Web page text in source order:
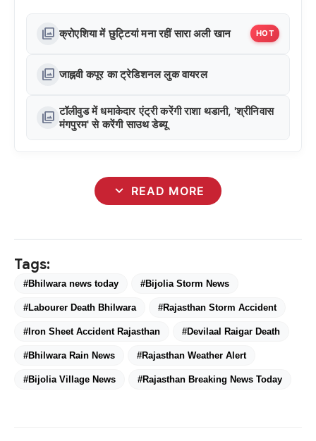
photo_library क्रोएशिया में छुट्टियां मना रहीं सारा अली खान HOT
photo_library जाह्नवी कपूर का ट्रेडिशनल लुक वायरल
photo_library टॉलीवुड में धमाकेदार एंट्री करेंगी राशा थडानी, 'श्रीनिवास
मंगपुरम' से करेंगी साउथ डेब्यू
expand_more READ MORE
Tags:
#Bhilwara news today #Bijolia Storm News
#Labourer Death Bhilwara #Rajasthan Storm Accident
#Iron Sheet Accident Rajasthan #Devilaal Raigar Death
#Bhilwara Rain News #Rajasthan Weather Alert
#Bijolia Village News #Rajasthan Breaking News Today